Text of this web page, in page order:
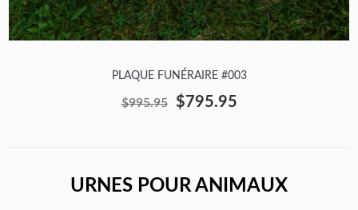
PLAQUE FUNÉRAIRE #003
$995.95 $795.95
URNES POUR ANIMAUX